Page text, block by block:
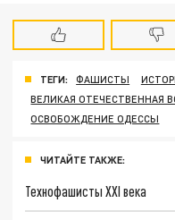
ТЕГИ: ФАШИСТЫ
ВЕЛИКАЯ ОТЕЧЕСТВЕННАЯ
ОСВОБОЖДЕНИЕ ОДЕССЫ
ЧИТАЙТЕ ТАКЖЕ:
Технофашисты XXI века